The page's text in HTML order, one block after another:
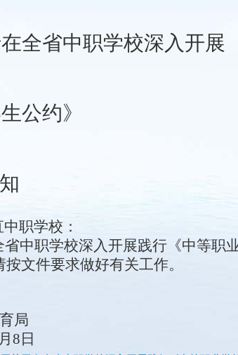
全省中职学校深入开展
公约》
职学校 ：
中职学校深入开展践行《中等职
按文件要求做好有关工作。